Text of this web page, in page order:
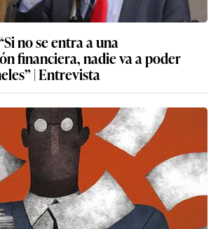
no se entra a una
financiera, nadie va a poder
| Entrevista